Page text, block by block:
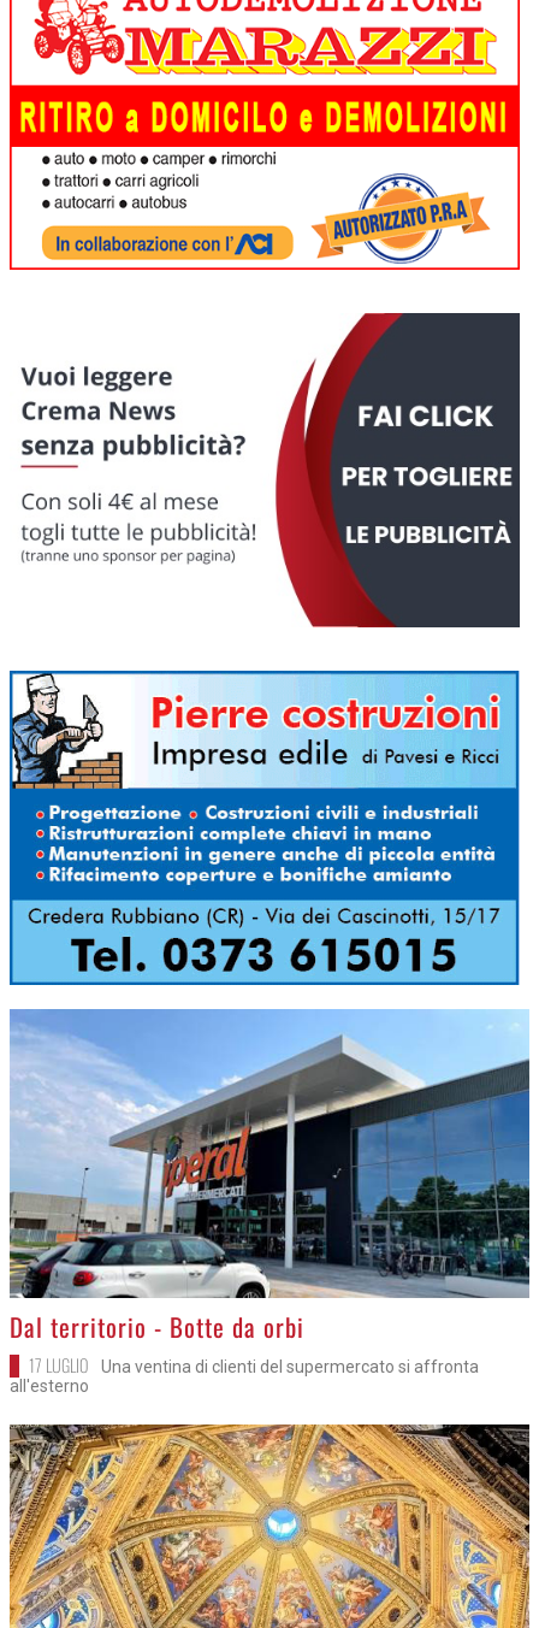
>
Dal territorio - Botte da orbi
17 LUGLIO
Una ventina di clienti del supermercato si affronta
all'esterno